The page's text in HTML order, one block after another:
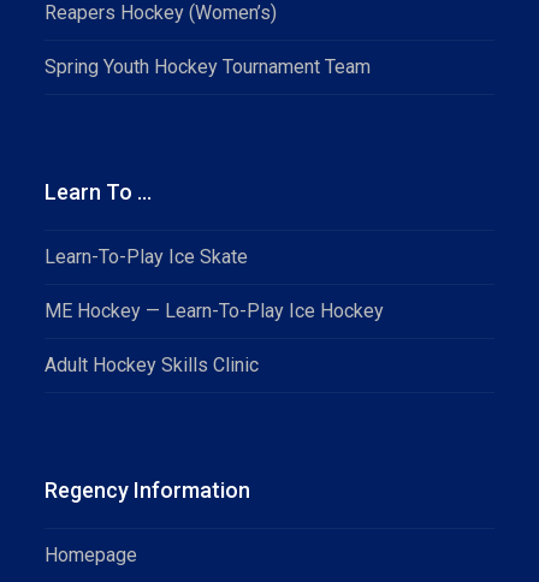
Reapers Hockey (Women’s)
Spring Youth Hockey Tournament Team
Learn To …
Learn-To-Play Ice Skate
ME Hockey — Learn-To-Play Ice Hockey
Adult Hockey Skills Clinic
Regency Information
Homepage